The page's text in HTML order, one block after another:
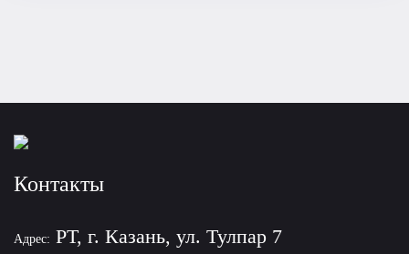
Контакты
Адрес: РТ, г. Казань, ул. Тулпар 7